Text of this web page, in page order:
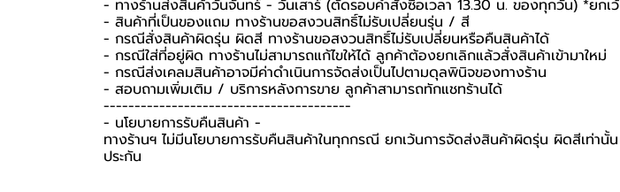
- ทางร้านส่งสินค้าวันจันทร์ - วันเสาร์ (ตัดรอบคำสั่งซื้อเวลา 13.30 น. ของทุกวัน) *ยก
- สินค้าที่เป็นของแถม ทางร้านขอสงวนสิทธิ์ไม่รับเปลี่ยนรุ่น / สี
- กรณีสั่งสินค้าผิดรุ่น ผิดสี ทางร้านขอสงวนสิทธิ์ไม่รับเปลี่ยนหรือคืนสินค้าได้
- กรณีใส่ที่อยู่ผิด ทางร้านไม่สามารถแก้ไขให้ได้ ลูกค้าต้องยกเลิกแล้วสั่งสินค้าเข้ามาใหม่
- กรณีส่งเคลมสินค้าอาจมีค่าดำเนินการจัดส่งเป็นไปตามดุลพินิจของทางร้าน
- สอบถามเพิ่มเติม / บริการหลังการขาย ลูกค้าสามารถทักแชทร้านได้
----------------------------------------
-️ นโยบายการรับคืนสินค้า -️
ทางร้านฯ ไม่มีนโยบายการรับคืนสินค้าในทุกกรณี ยกเว้นการจัดส่งสินค้าผิดรุ่น ผิดสีเท่า
ประกัน